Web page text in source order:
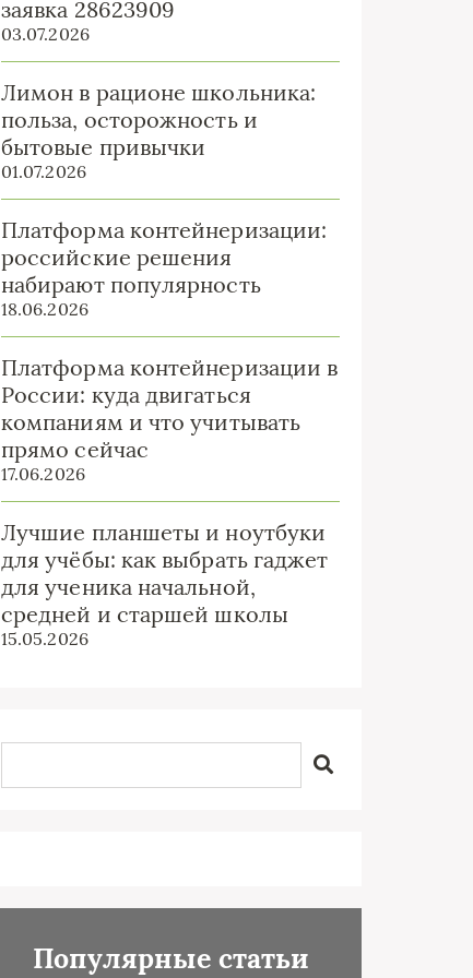
заявка 28623909
03.07.2026
Лимон в рационе школьника:
польза, осторожность и
бытовые привычки
01.07.2026
Платформа контейнеризации:
российские решения
набирают популярность
18.06.2026
Платформа контейнеризации в
России: куда двигаться
компаниям и что учитывать
прямо сейчас
17.06.2026
Лучшие планшеты и ноутбуки
для учёбы: как выбрать гаджет
для ученика начальной,
средней и старшей школы
15.05.2026
Популярные статьи